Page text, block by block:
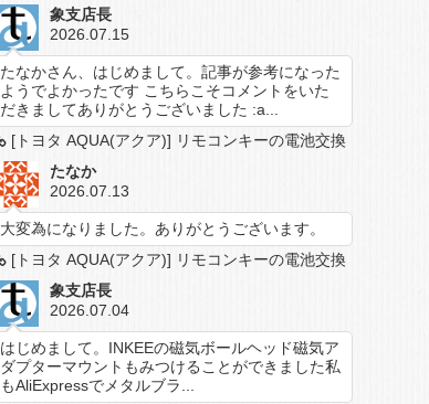
象支店長
2026.07.15
たなかさん、はじめまして。記事が参考になった
ようでよかったです こちらこそコメントをいた
だきましてありがとうございました :a...
[トヨタ AQUA(アクア)] リモコンキーの電池交換
たなか
2026.07.13
大変為になりました。ありがとうございます。
[トヨタ AQUA(アクア)] リモコンキーの電池交換
象支店長
2026.07.04
はじめまして。INKEEの磁気ボールヘッド磁気ア
ダプターマウントもみつけることができました私
もAliExpressでメタルブラ...